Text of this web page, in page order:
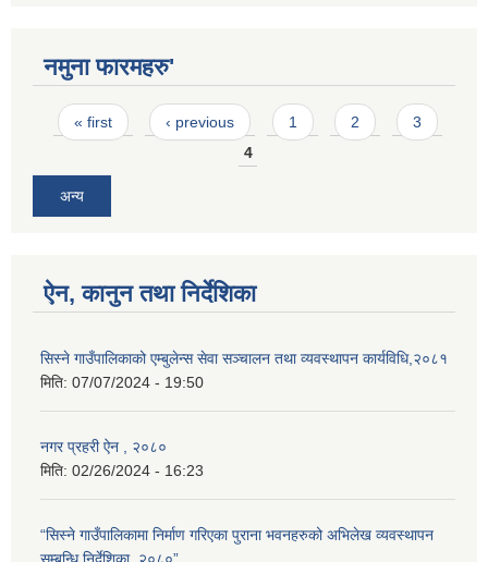
नमुना फारमहरु'
Pages
« first ‹ previous 1 2
3
4
अन्य
ऐन, कानुन तथा निर्देशिका
सिस्ने गाउँपालिकाको एम्बुलेन्स सेवा सञ्चालन तथा व्यवस्थापन कार्यविधि,२०८१
मिति: 07/07/2024 - 19:50
नगर प्रहरी ऐन , २०८०
मिति: 02/26/2024 - 16:23
“सिस्ने गाउँपालिकामा निर्माण गरिएका पुराना भवनहरुको अभिलेख व्यवस्थापन